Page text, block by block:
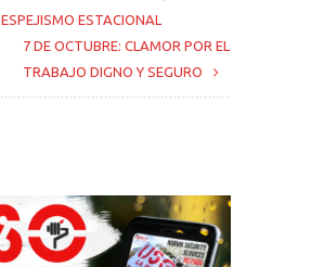
ESPEJISMO ESTACIONAL
7 DE OCTUBRE: CLAMOR POR EL
TRABAJO DIGNO Y SEGURO